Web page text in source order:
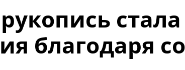
благодаря